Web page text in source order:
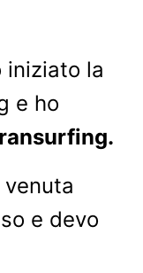
iniziato la
e ho
e devo